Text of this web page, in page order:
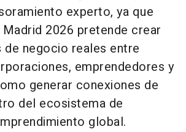
experto, ya que
2026 pretende crear
de negocio reales entre
emprendedores y
generar conexiones de
del ecosistema de
global.